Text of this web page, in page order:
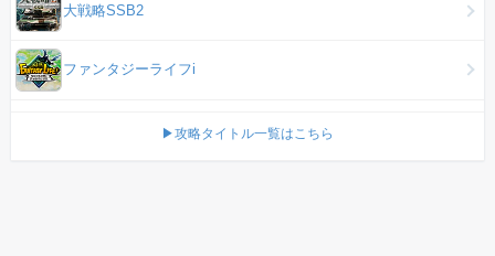
大戦略SSB2
ファンタジーライフi
▶攻略タイトル一覧はこちら